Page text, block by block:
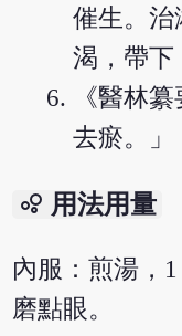
催生。治
渴，帶下
《醫林
去瘀。」
bubble_chart 用法用量
內服：煎湯，
磨點眼。